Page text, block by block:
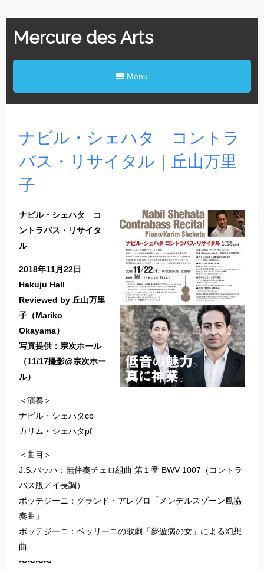
Mercure des Arts
Menu
ナビル・シェハタ コントラ
バス・リサイタル｜丘山万里
子
ナビル・シェハタ コ
ントラバス・リサイタ
ル
2018年11月22日
Hakuju Hall
Reviewed by 丘山万里
子（Mariko
Okayama）
写真提供：宗次ホール
（11/17撮影@宗次ホー
ル）
＜演奏＞
ナビル・シェハタcb
カリム・シェハタpf
＜曲目＞
J.S.バッハ：無伴奏チェロ組曲 第１番 BWV 1007（コントラ
バス版／イ長調）
ボッテジーニ：グランド・アレグロ「メンデルスゾーン風協
奏曲」
ボッテジーニ：ベッリーニの歌劇「夢遊病の女」による幻想
曲
〜〜〜〜